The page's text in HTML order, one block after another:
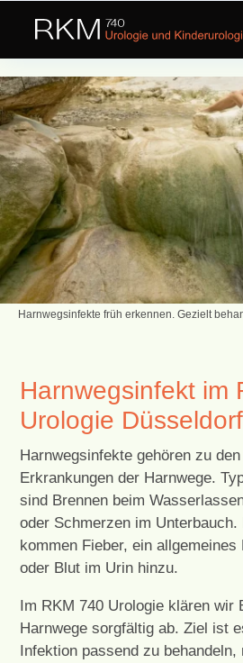
Harnwegsinfekte früh erkennen. Gezielt
Harnwegsinfekt im
Urologie Düsseldorf
Harnwegsinfekte gehören zu
Erkrankungen der Harnwege.
sind Brennen beim
oder Schmerzen im
kommen Fieber, ein allgemeines
oder Blut im Urin hinzu.
Im RKM 740 Urologie klären wir
Harnwege sorgfältig ab. Ziel ist
Infektion passend zu